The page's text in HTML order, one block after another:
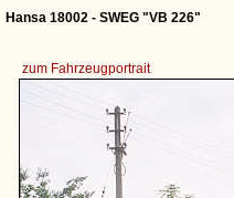
Hansa 18002 - SWEG "VB 226"
zum Fahrzeugportrait